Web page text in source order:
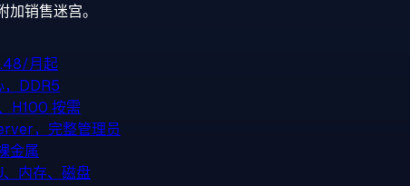
销售迷宫。
月起
，DDR5
H100 按需
，完整管理员
金属
内存、磁盘